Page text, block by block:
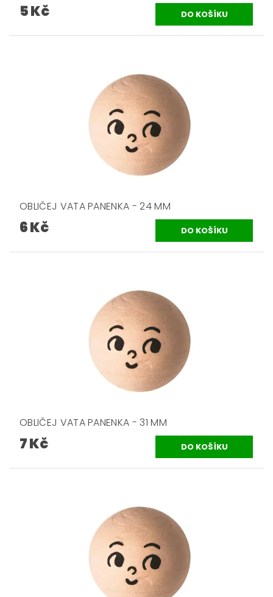
5 Kč
OBLIČEJ VATA PANENKA - 24 MM
6 Kč
OBLIČEJ VATA PANENKA - 31 MM
7 Kč